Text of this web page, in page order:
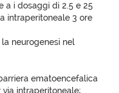
a i dosaggi di 2.5 e 25
intraperitoneale 3 ore
neurogenesi nel
ematoencefalica
intraperitoneale;